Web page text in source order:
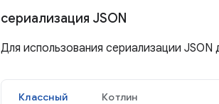
сериализация JSON
Для использования сериализации
Классный Котлин